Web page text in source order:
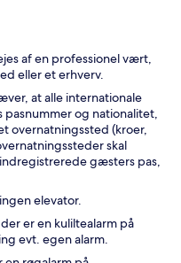
af en professionel vært,
eller et erhverv.
at alle internationale
og nationalitet,
overnatningssted (kroer,
skal
gæsters pas,
elevator.
er en kuliltealarm på
evt. egen alarm.